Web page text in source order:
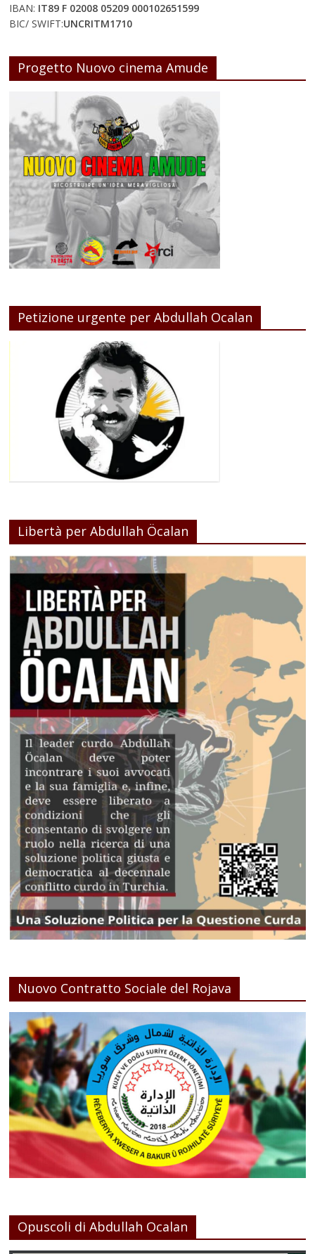
IBAN: IT89 F 02008 05209 000102651599
BIC/ SWIFT:UNCRITM1710
Progetto Nuovo cinema Amude
Petizione urgente per Abdullah Ocalan
Libertà per Abdullah Öcalan
Nuovo Contratto Sociale del Rojava
Opuscoli di Abdullah Ocalan